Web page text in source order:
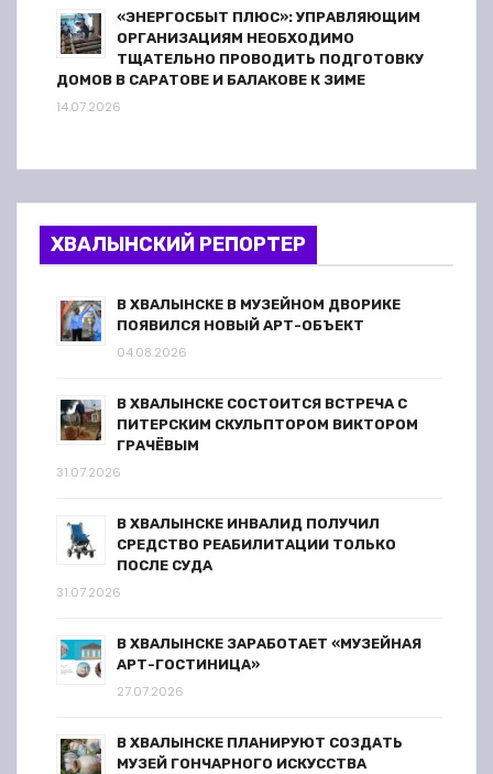
«ЭНЕРГОСБЫТ ПЛЮС»: УПРАВЛЯЮЩИМ
ОРГАНИЗАЦИЯМ НЕОБХОДИМО
ТЩАТЕЛЬНО ПРОВОДИТЬ ПОДГОТОВКУ
ДОМОВ В САРАТОВЕ И БАЛАКОВЕ К ЗИМЕ
14.07.2026
ХВАЛЫНСКИЙ РЕПОРТЕР
В ХВАЛЫНСКЕ В МУЗЕЙНОМ ДВОРИКЕ
ПОЯВИЛСЯ НОВЫЙ АРТ-ОБЪЕКТ
04.08.2026
В ХВАЛЫНСКЕ СОСТОИТСЯ ВСТРЕЧА С
ПИТЕРСКИМ СКУЛЬПТОРОМ ВИКТОРОМ
ГРАЧЁВЫМ
31.07.2026
В ХВАЛЫНСКЕ ИНВАЛИД ПОЛУЧИЛ
СРЕДСТВО РЕАБИЛИТАЦИИ ТОЛЬКО
ПОСЛЕ СУДА
31.07.2026
В ХВАЛЫНСКЕ ЗАРАБОТАЕТ «МУЗЕЙНАЯ
АРТ-ГОСТИНИЦА»
27.07.2026
В ХВАЛЫНСКЕ ПЛАНИРУЮТ СОЗДАТЬ
МУЗЕЙ ГОНЧАРНОГО ИСКУССТВА